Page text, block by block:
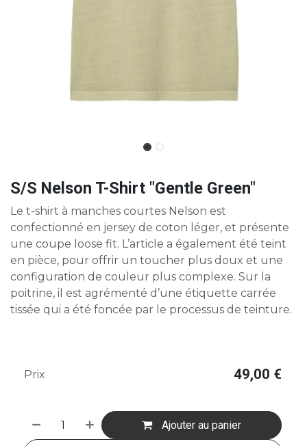
S/S Nelson T-Shirt "Gentle Green"
Le t-shirt à manches courtes Nelson est
confectionné en jersey de coton léger, et présente
une coupe loose fit. L’article a également été teint
en pièce, pour offrir un toucher plus doux et une
configuration de couleur plus complexe. Sur la
poitrine, il est agrémenté d’une étiquette carrée
tissée qui a été foncée par le processus de teinture.
Ajouter au panier
Prix 49,00 €